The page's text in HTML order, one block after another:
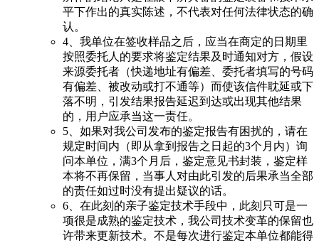
平下作出的真实陈述，不代表对任何法律状态的确
认。
4、我单位在签收样品之后，应当在商定的日期里
按照委托人的要求将鉴定结果及时通知对方，假设
来源委托者（快递地址有偏差、委托者填写的号码
有偏差、被改动或打不通等）而使该信件耽延或下
落不明，引发结果报告延迟到达或出现其他结果
的，用户应承当这一责任。
5、如果对我公司发布的鉴定报告有困扰的，请在
规定时间内（即从拿到报告之日起的3个月内）询
问本单位，满3个月后，鉴定意见书封装，鉴定样
本将不再保留，当事人对由此引发的后果承当全部
的责任如过时没有提出疑议的话。
6、在此刻的亲子鉴定技术手段中，此刻只可是一
项很是成熟的鉴定技术，我公司技术变革的保留也
许带来更新技术。不是每次进行鉴定本单位都能得